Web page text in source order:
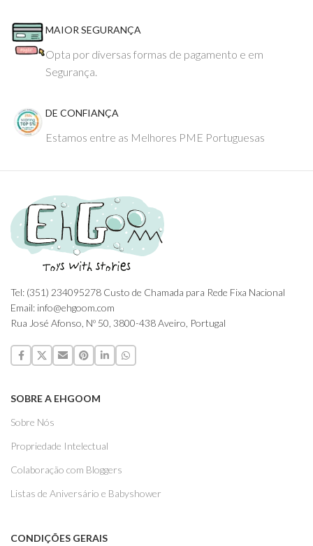
MAIOR SEGURANÇA
Opta por diversas formas de pagamento e em
Segurança.
DE CONFIANÇA
Estamos entre as Melhores PME Portuguesas
Tel: (351) 234095278 Custo de Chamada para Rede Fixa Nacional
Email: info@ehgoom.com
Rua José Afonso, Nº 50, 3800-438 Aveiro, Portugal
SOBRE A EHGOOM
Sobre Nós
Propriedade Intelectual
Colaboração com Bloggers
Listas de Aniversário e Babyshower
CONDIÇÕES GERAIS